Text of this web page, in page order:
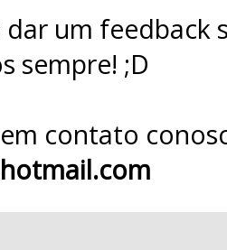
dar um
sempre! ;D
contato